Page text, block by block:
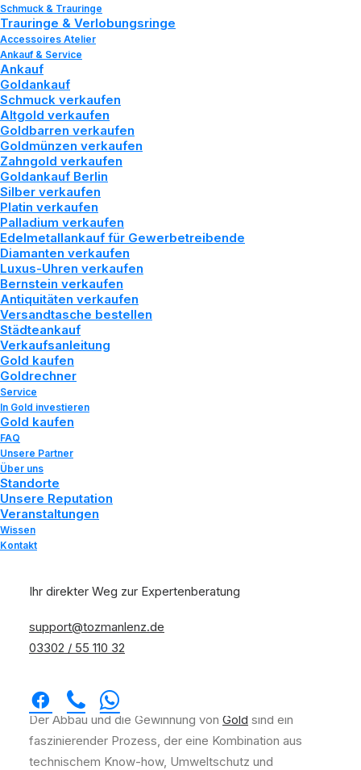
Schmuck & Trauringe
Trauringe & Verlobungsringe
Accessoires Atelier
Ankauf & Service
Ankauf
Goldankauf
Schmuck verkaufen
Altgold verkaufen
Goldbarren verkaufen
Goldmünzen verkaufen
Zahngold verkaufen
Goldankauf Berlin
Silber verkaufen
Platin verkaufen
Palladium verkaufen
Edelmetallankauf für Gewerbetreibende
Diamanten verkaufen
Luxus-Uhren verkaufen
Bernstein verkaufen
Antiquitäten verkaufen
Versandtasche bestellen
Städteankauf
Verkaufsanleitung
Gold kaufen
Goldrechner
Service
In Gold investieren
Gold kaufen
FAQ
Unsere Partner
Über uns
Standorte
Unsere Reputation
Veranstaltungen
Wissen
Kontakt
Ihr direkter Weg zur Expertenberatung
support@tozmanlenz.de
03302 / 55 110 32
GOLDMINEN: WIE
WIRD GOLD
ABGEBAUT UND
GEWONNEN?
Juli 24, 2023
gewonnen?
Home
Goldminen: Wie wird Gold abgebaut und gewonnen?
Der Abbau und die Gewinnung von Gold sind ein
faszinierender Prozess, der eine Kombination aus
technischem Know-how, Umweltschutz und